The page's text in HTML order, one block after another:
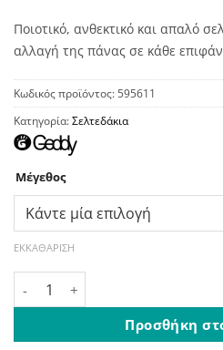
€7,00
through
€9,00
Ποιοτικό, ανθεκτικό και απαλό
αλλαγή της πάνας σε κάθε
Κωδικός προϊόντος: 595611
Κατηγορία:Σελτεδάκια
Μέγεθος
ΕΚΚΑΘΆΡΙΣΗ
Σελτεδάκι Αλλαξιέρα Γκρι
Προσθήκη